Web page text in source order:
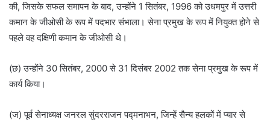
की, जिसके सफल समापन के बाद, उन्होंने 1 सितंबर, 1996 को उधमपुर में उत्तरी
कमान के जीओसी के रूप में पदभार संभाला। सेना प्रमुख के रूप में नियुक्त होने से
पहले वह दक्षिणी कमान के जीओसी थे।
(छ) उन्होंने 30 सितंबर, 2000 से 31 दिसंबर 2002 तक सेना प्रमुख के रूप में
कार्य किया।
(ज) पूर्व सेनाध्यक्ष जनरल सुंदरराजन पद्मनाभन, जिन्हें सैन्य हलकों में प्यार से